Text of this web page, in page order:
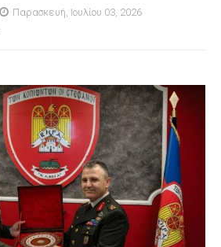
Παρασκευή, Ιουλίου 03, 2026